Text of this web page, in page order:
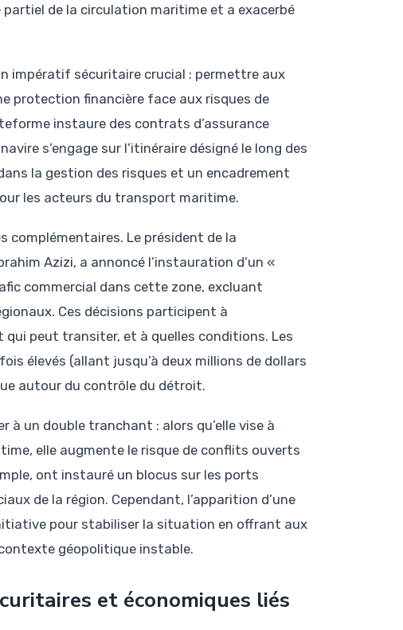
de la circulation maritime et a exacerbé
impératif sécuritaire crucial : permettre aux
protection financière face aux risques de
instaure des contrats d’assurance
s’engage sur l’itinéraire désigné le long des
la gestion des risques et un encadrement
les acteurs du transport maritime.
complémentaires. Le président de la
Azizi, a annoncé l’instauration d’un «
commercial dans cette zone, excluant
Ces décisions participent à
peut transiter, et à quelles conditions. Les
élevés (allant jusqu’à deux millions de dollars
autour du contrôle du détroit.
un double tranchant : alors qu’elle vise à
elle augmente le risque de conflits ouverts
ont instauré un blocus sur les ports
de la région. Cependant, l’apparition d’une
pour stabiliser la situation en offrant aux
géopolitique instable.
et économiques liés